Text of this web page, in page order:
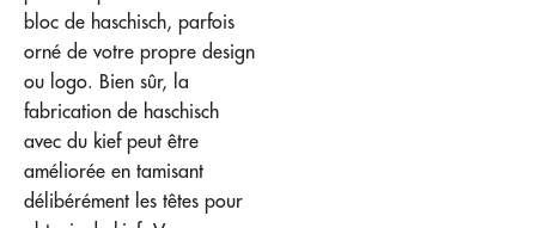
bloc de haschisch, parfois
orné de votre propre design
ou logo. Bien sûr, la
fabrication de haschisch
avec du kief peut être
améliorée en tamisant
délibérément les têtes pour